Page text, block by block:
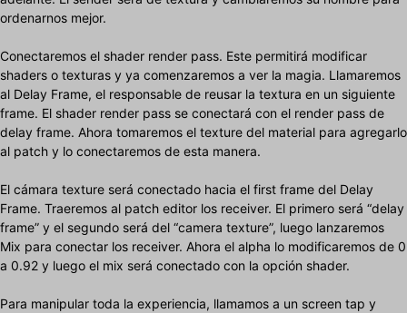
ordenarnos mejor.
Conectaremos el shader render pass. Este permitirá modificar
shaders o texturas y ya comenzaremos a ver la magia. Llamaremos
al Delay Frame, el responsable de reusar la textura en un siguiente
frame. El shader render pass se conectará con el render pass de
delay frame. Ahora tomaremos el texture del material para agregarlo
al patch y lo conectaremos de esta manera.
El cámara texture será conectado hacia el first frame del Delay
Frame. Traeremos al patch editor los receiver. El primero será “delay
frame” y el segundo será del “camera texture”, luego lanzaremos
Mix para conectar los receiver. Ahora el alpha lo modificaremos de 0
a 0.92 y luego el mix será conectado con la opción shader.
Para manipular toda la experiencia, llamamos a un screen tap y